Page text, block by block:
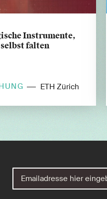
Instrumente,
falten
ETH Zürich